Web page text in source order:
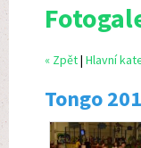
« Zpět| Hlavní
Tongo